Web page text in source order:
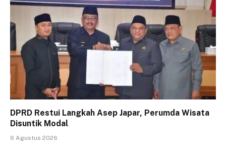
DPRD Restui Langkah Asep Japar, Perumda Wisata
Disuntik Modal
6 Agustus 2026